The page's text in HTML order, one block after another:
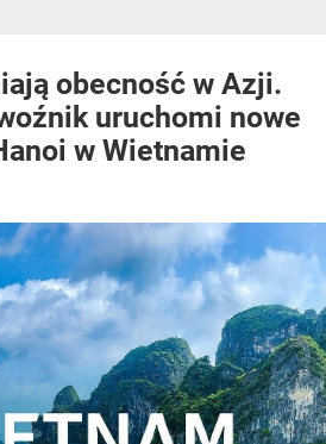
obecność w Azji.
uruchomi nowe
w Wietnamie